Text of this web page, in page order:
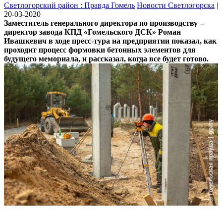
Светлогорский район : Правда Гомель Новости Светлогорска |
20-03-2020
Заместитель генерального директора по производству –
директор завода КПД «Гомельского ДСК» Роман
Ивашкевич в ходе пресс-тура на предприятии показал, как
проходит процесс формовки бетонных элементов для
будущего мемориала, и рассказал, когда все будет готово.